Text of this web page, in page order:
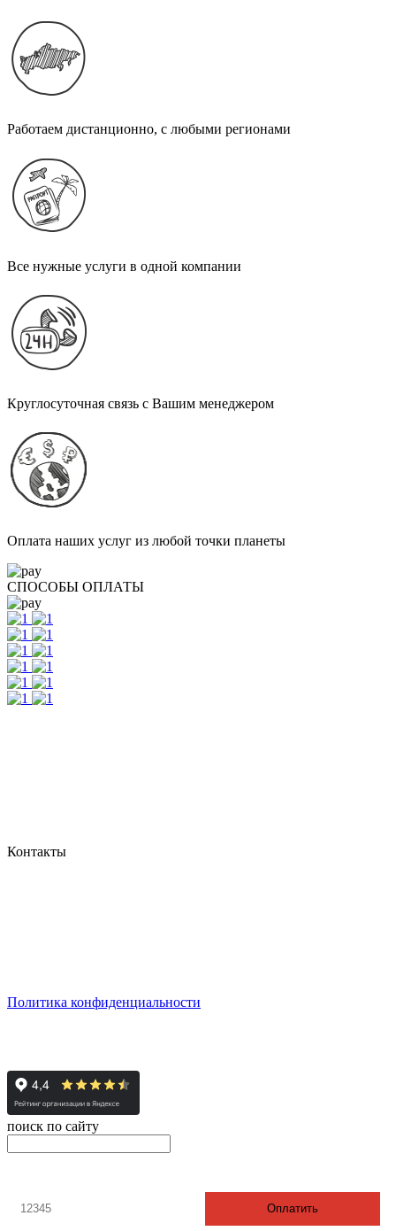
Работаем дистанционно, с любыми регионами
Все нужные услуги в одной компании
Круглосуточная связь с Вашим менеджером
Оплата наших услуг из любой точки планеты
СПОСОБЫ ОПЛАТЫ
Контакты
Политика конфиденциальности
поиск по сайту
Оплатить